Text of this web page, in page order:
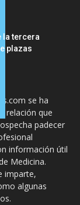
la tercera
plazas
se ha
relación que
padecer
información útil
Medicina.
imparte,
algunas